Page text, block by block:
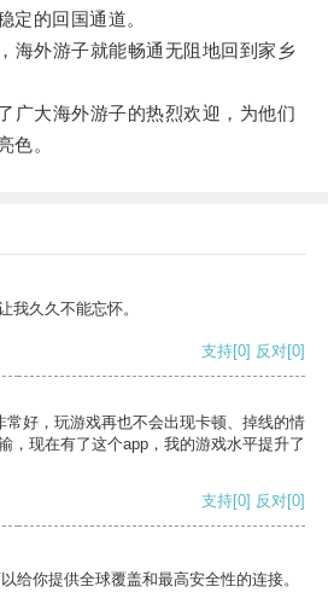
定的回国通道。
外游子就能畅通无阻地回到家乡
大海外游子的热烈欢迎，为他们
色。
我久久不能忘怀。
支持[0] 反对[0]
常好，玩游戏再也不会出现卡顿、掉线的情
，现在有了这个app，我的游戏水平提升了
支持[0] 反对[0]
给你提供全球覆盖和最高安全性的连接。